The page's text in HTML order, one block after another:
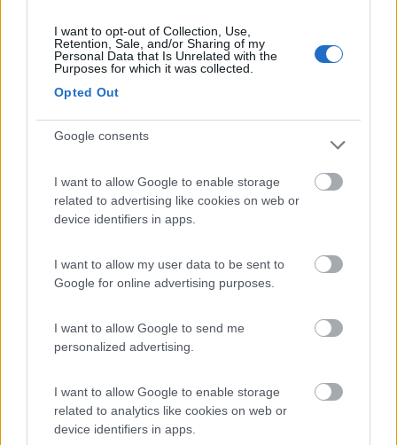
I want to opt-out of Collection, Use,
Retention, Sale, and/or Sharing of my
Personal Data that Is Unrelated with the
Purposes for which it was collected.
Opted Out
Google consents
I want to allow Google to enable storage
related to advertising like cookies on web or
device identifiers in apps.
I want to allow my user data to be sent to
Google for online advertising purposes.
I want to allow Google to send me
personalized advertising.
I want to allow Google to enable storage
related to analytics like cookies on web or
device identifiers in apps.
Giovanni
13571
Inserito il14/03/2022 alle: 18:17:10
ho fatto strisce parallele (in serie, ovvio) per 84 led, in una una
cinquantina ed in un'altra una decina di led (vado a memoria).
Sono alimentate direttamente (tramite interruttore) dai 12v delle
batterie che arrivano, nel mio caso, fino a 14.4 volt. I led non
a 12 volt, mavannoa tensioni fra 2 e 3 volt circa (a
seconda del colore), Infatti sono a gruppi di tre in parallelo
tensione da 12-15 volt a 2-3 volt. i 3 volt di differenza sui 12
volt (12-15) portano ad una variazione di circa un quarto di volt
Conclusione: quell'alimentatore è inutile, anzi consuma di suo
Giovanni